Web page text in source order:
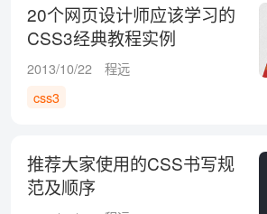
20个网页设计师应该学习的
CSS3经典教程实例
2013/10/22
程远
css3
推荐大家使用的CSS书写规
范及顺序